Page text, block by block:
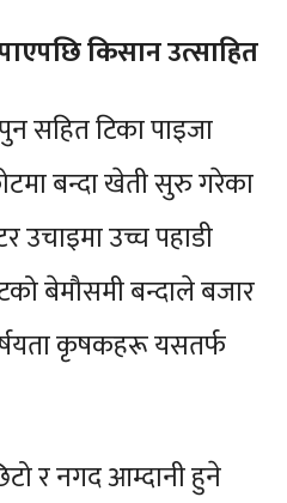
किसान उत्साहित
सहित टिका पाइजा
बन्दा खेती सुरु गरेका
उचाइमा उच्च पहाडी
बेमौसमी बन्दाले बजार
कृषकहरू यसतर्फ
र नगद आम्दानी हुने